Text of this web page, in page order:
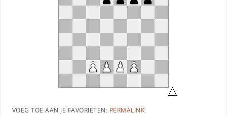
VOEG TOE AAN JE FAVORIETEN: PERMALINK.